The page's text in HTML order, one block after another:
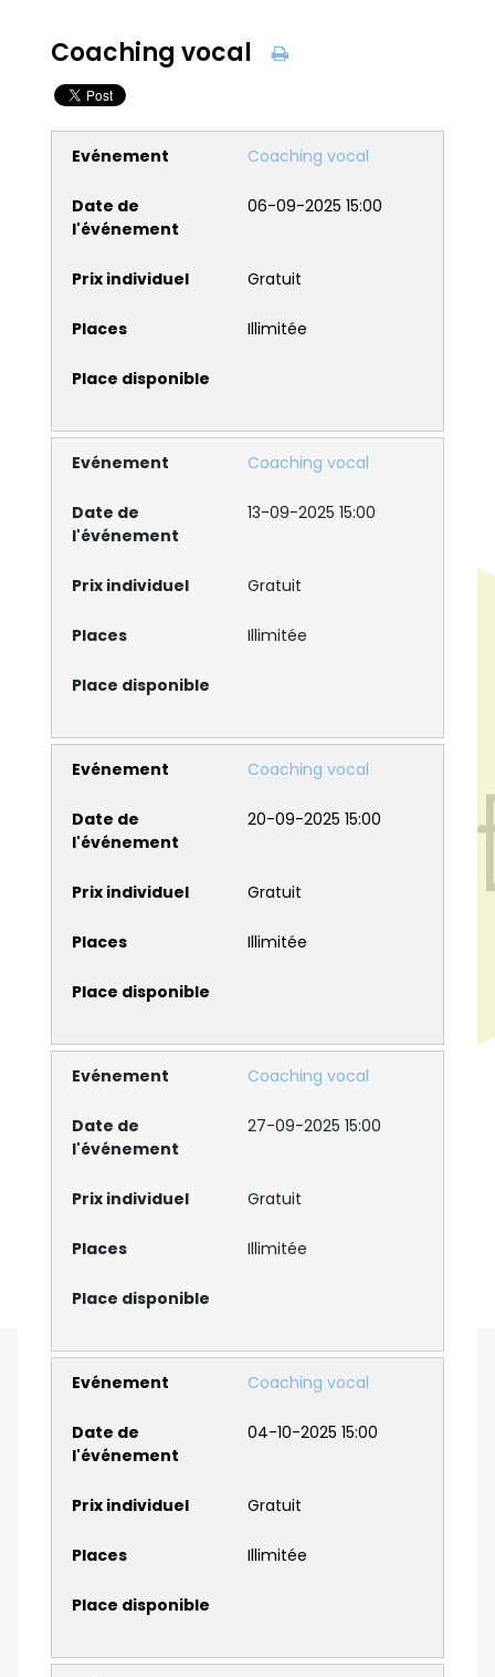
Coaching vocal
Coaching vocal
06-09-2025 15:00
Gratuit
Illimitée
Coaching vocal
13-09-2025 15:00
Gratuit
Illimitée
Coaching vocal
20-09-2025 15:00
Gratuit
Illimitée
Coaching vocal
27-09-2025 15:00
Gratuit
Illimitée
Coaching vocal
04-10-2025 15:00
Gratuit
Illimitée